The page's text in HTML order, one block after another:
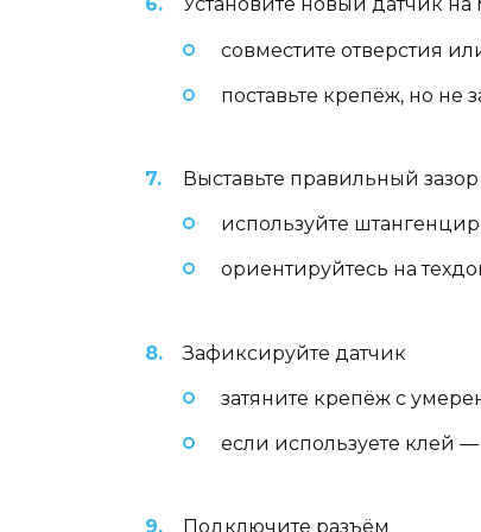
Установите новый датчик на
совместите отверстия
поставьте крепёж, но не
Выставьте правильный зазор
используйте
ориентируйтесь на
Зафиксируйте датчик
затяните крепёж с
если используете клей
Подключите разъём